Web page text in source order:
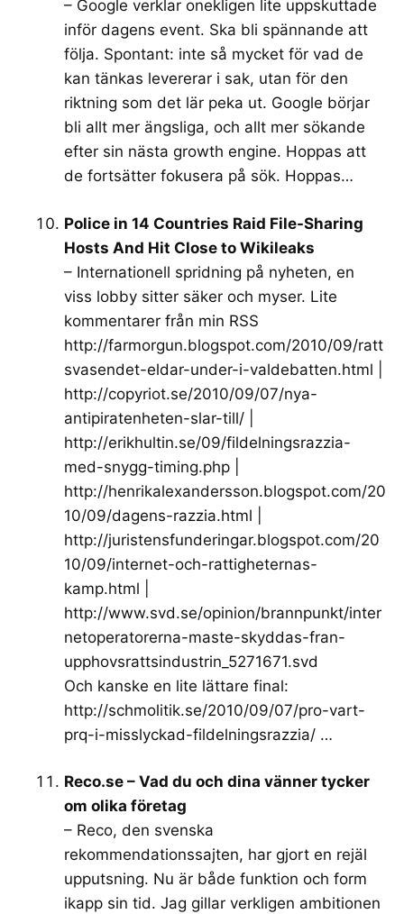
– Google verklar onekligen lite uppskuttade
inför dagens event. Ska bli spännande att
följa. Spontant: inte så mycket för vad de
kan tänkas levererar i sak, utan för den
riktning som det lär peka ut. Google börjar
bli allt mer ängsliga, och allt mer sökande
efter sin nästa growth engine. Hoppas att
de fortsätter fokusera på sök. Hoppas…
Police in 14 Countries Raid File-Sharing
Hosts And Hit Close to Wikileaks
– Internationell spridning på nyheten, en
viss lobby sitter säker och myser. Lite
kommentarer från min RSS
http://farmorgun.blogspot.com/2010/09/ratt
svasendet-eldar-under-i-valdebatten.html
http://copyriot.se/2010/09/07/nya-
antipiratenheten-slar-till/
http://erikhultin.se/09/fildelningsrazzia-
med-snygg-timing.php
http://henrikalexandersson.blogspot.com/20
10/09/dagens-razzia.html
http://juristensfunderingar.blogspot.com/20
10/09/internet-och-rattigheternas-
kamp.html
http://www.svd.se/opinion/brannpunkt/inter
netoperatorerna-maste-skyddas-fran-
upphovsrattsindustrin_5271671.svd
Och kanske en lite lättare final:
http://schmolitik.se/2010/09/07/pro-vart-
prq-i-misslyckad-fildelningsrazzia/ …
Reco.se – Vad du och dina vänner tycker
om olika företag
– Reco, den svenska
rekommendationssajten, har gjort en rejäl
upputsning. Nu är både funktion och form
ikapp sin tid. Jag gillar verkligen ambitionen